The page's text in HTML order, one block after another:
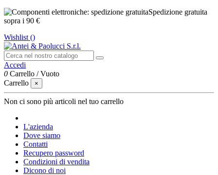
Spedizione gratuita
sopra i 90 €
Wishlist ()
Accedi
0 Carrello /Vuoto
Carrello
×
Non ci sono più articoli nel tuo carrello
L'azienda
Dove siamo
Contatti
Recupero password
Condizioni di vendita
Dicono di noi